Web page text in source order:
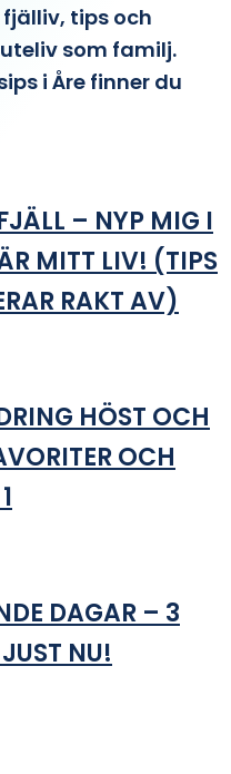
tips och
som familj.
i Åre finner du
– NYP MIG I
MITT LIV! (TIPS
RAKT AV)
HÖST OCH
OCH
DAGAR – 3
NU!